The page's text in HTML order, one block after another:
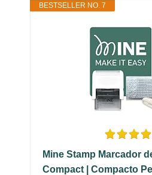
BESTSELLER NO. 7
Mine Stamp Marcador
Compact | Compacto